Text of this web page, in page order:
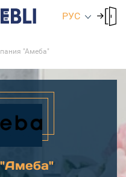
РУС
"Амеба"